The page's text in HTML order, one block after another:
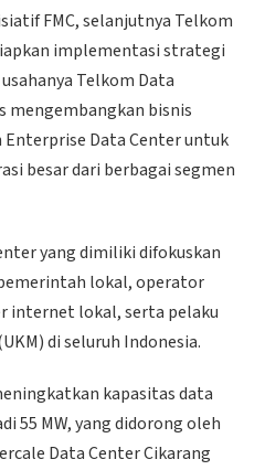
FMC, selanjutnya Telkom
implementasi strategi
Telkom Data
mengembangkan bisnis
Enterprise Data Center untuk
besar dari berbagai segmen
yang dimiliki difokuskan
lokal, operator
internet lokal, serta pelaku
di seluruh Indonesia.
kapasitas data
55 MW, yang didorong oleh
Data Center Cikarang